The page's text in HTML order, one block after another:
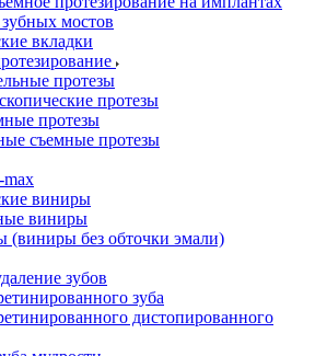
мостов
вкладки
протезы
протезы
протезы
съемные протезы
виниры
виниры
без обточки эмали)
зубов
зуба
дистопированного